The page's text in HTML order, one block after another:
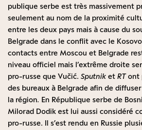
publique serbe est très massivement
seulement au nom de la proximité
entre les deux pays mais à cause du
Belgrade dans le conflit avec le
contacts entre Moscou et Belgrade
niveau officiel mais l’extrême droite
pro-russe que Vučić. Sputnik et RTont
des bureaux à Belgrade afin de
la région. En République serbe de
Milorad Dodik est lui aussi considéré
pro-russe. Il s’est rendu en Russie